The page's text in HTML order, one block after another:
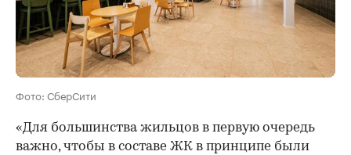
Фото: СберСити
«Для большинства жильцов в первую очередь
важно, чтобы в составе ЖК в принципе были